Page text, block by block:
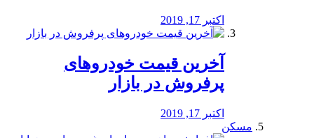
اکتبر 17, 2019
آخرین قیمت خودرو‌های
پرفروش در بازار
اکتبر 17, 2019
مسکن